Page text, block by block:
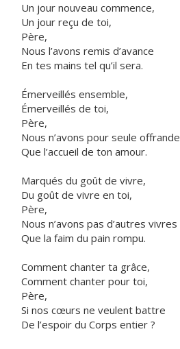
Un jour nouveau commence,
Un jour reçu de toi,
Père,
Nous l’avons remis d’avance
En tes mains tel qu’il sera.
Émerveillés ensemble,
Émerveillés de toi,
Père,
Nous n’avons pour seule offrande
Que l’accueil de ton amour.
Marqués du goût de vivre,
Du goût de vivre en toi,
Père,
Nous n’avons pas d’autres vivres
Que la faim du pain rompu.
Comment chanter ta grâce,
Comment chanter pour toi,
Père,
Si nos cœurs ne veulent battre
De l’espoir du Corps entier ?